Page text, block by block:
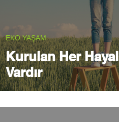
Kurulan Her
Vardır
EKO YAŞAM